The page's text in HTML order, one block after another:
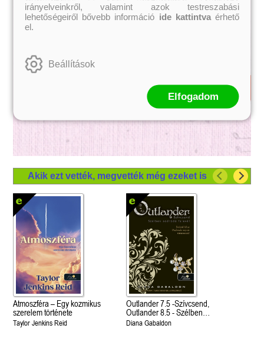
Akik ezt vették, megvették még ezeket is
Atmoszféra – Egy kozmikus
szerelem története
Taylor Jenkins Reid
Outlander 7.5 -Szívcsend,
Outlander 8.5 - Szélben
sodródó falevél
Diana Gabaldon
irányelveinkről, valamint azok testreszabási
lehetőségeiről bővebb információ ide kattintvaérhető
el.
Beállítások
Elfogadom